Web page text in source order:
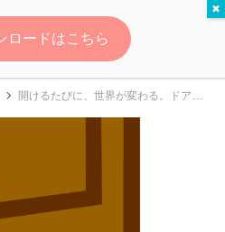
無料
開けるたびに、世界が変わる。ドアのマーケティング戦略：自動ドアから玄関、防犯まで徹底解剖
会員登録
ロードはこちら